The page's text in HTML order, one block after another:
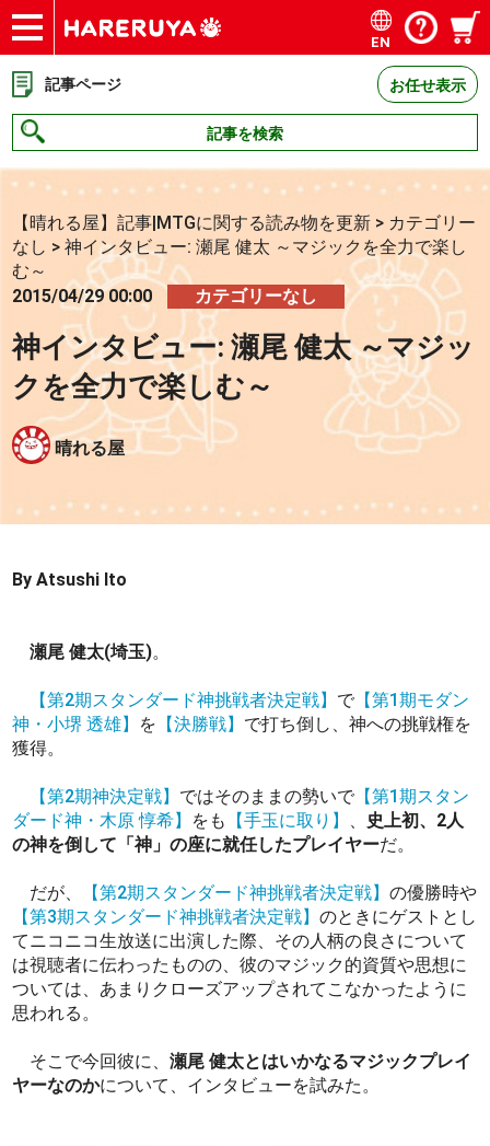
ショップ
買取
記事
デッキ検索
デッキ構築
選手一覧
店舗一覧
イベント
お問い合わせ
EN
記事ページ お任せ表示
記事を検索
【晴れる屋】記事|MTGに関する読み物を更新 > カテゴリー
なし >神インタビュー: 瀬尾 健太 ～マジックを全力で楽し
む～
2015/04/29 00:00
カテゴリーなし
神インタビュー: 瀬尾 健太 ～マジッ
クを全力で楽しむ～
晴れる屋
By Atsushi Ito
瀬尾 健太(埼玉)。
【第2期スタンダード神挑戦者決定戦】 で 【第1期モダン
神・小堺 透雄】 を 【決勝戦】 で打ち倒し、神への挑戦権を
獲得。
【第2期神決定戦】 ではそのままの勢いで 【第1期スタン
ダード神・木原 惇希】 をも 【手玉に取り】
史上初、2人
の神を倒して「神」の座に就任したプレイヤーだ。
だが、 【第2期スタンダード神挑戦者決定戦】の優勝時や
【第3期スタンダード神挑戦者決定戦】のときにゲストとし
てニコニコ生放送に出演した際、その人柄の良さについて
は視聴者に伝わったものの、彼のマジック的資質や思想に
ついては、あまりクローズアップされてこなかったように
思われる。
そこで今回彼に、瀬尾 健太とはいかなるマジックプレイ
ヤーなのかについて、インタビューを試みた。